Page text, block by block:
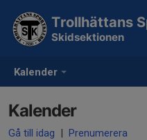
Kalender
Trollhättans
Skidsektionen
Kalender
Gå till idag | Prenumerera